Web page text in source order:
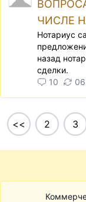
ЧИСЛЕ
Нотариус
назад
сделки.
10
<< 2 3